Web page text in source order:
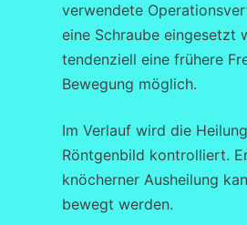
verwendete
eine Schraube eingesetzt
tendenziell eine frühere
Bewegung möglich.
Im Verlauf wird die
Röntgenbild kontrolliert.
knöcherner Ausheilung
bewegt werden.